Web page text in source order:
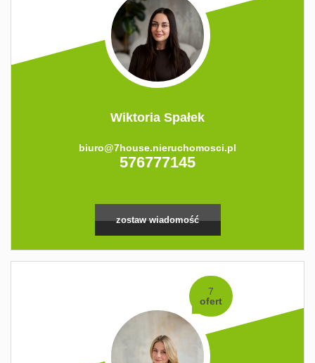
Wiktoria Spałek
biuro@7house.nieruchomosci.pl
576777145
zostaw wiadomość
7
ofert